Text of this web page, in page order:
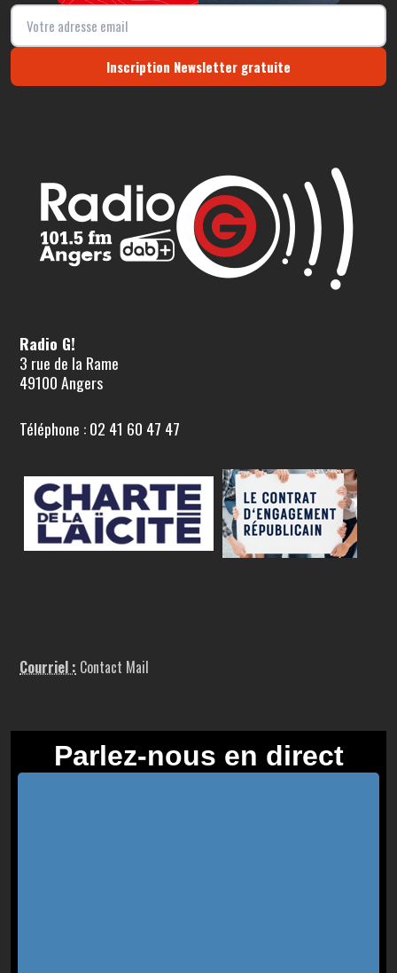
Inscription Newsletter gratuite
Radio G!
3 rue de la Rame
49100 Angers
Téléphone : 02 41 60 47 47
Courriel : Contact Mail